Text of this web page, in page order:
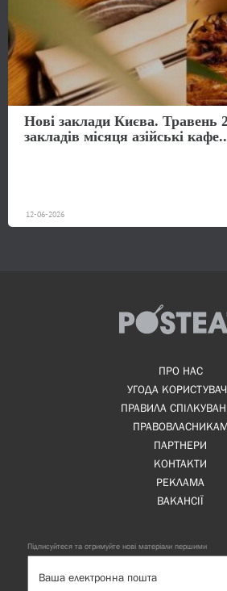
Нові заклади Києва. Травень
закладів місяця азійські
12-06-2026
ПРО НАС
УГОДА
ПРАВИЛА
ПАРТНЕРИ
КОНТАКТИ
РЕКЛАМА
ВАКАНСІЇ
Підписуйтеся та отримуйте нові матеріали першими